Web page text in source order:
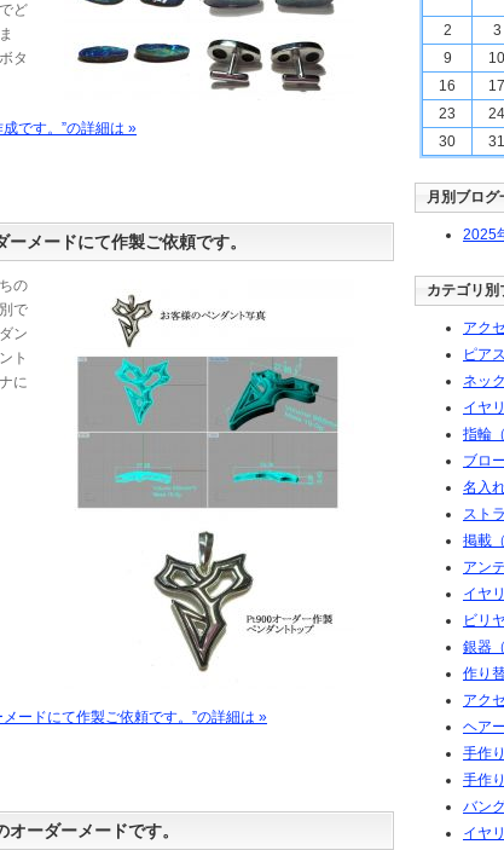
ど
タ
です。”の詳細は »
メードにて作製ご依頼です。
の
で
ン
ト
に
ードにて作製ご依頼です。”の詳細は »
ーダーメードです。
2
3
9
10
16
17
23
24
30
31
月別ブログ
2025
カテゴリ別
アク
ピア
ネッ
イヤ
指輪
ブロ
名入
スト
掲載
アン
イヤ
ビリ
銀器
作り
アク
ヘア
手作
手作
バン
イヤ